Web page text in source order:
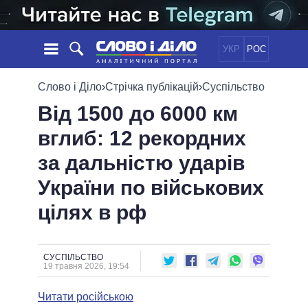
УКР РОС
НОВИНИ
СТРІЧКА
ПОДІЇ
СТАТТІ
ДУМКИ
ОГЛЯДИ
ДАЙДЖЕСТИ
ПОЛІТИКА
ЕКОНОМІКА
СУСПІЛЬСТВО
СВІТ
ОБIЦЯНКИ
ПОЛIТИКИ
УСІ ПОЛІТИКИ
ПРЕЗИДЕНТ І ОФІС
ВЕРХОВНА РАДА
ГОЛОВИ ОБЛАДМІНІСТРАЦІЙ
МЕРИ МІСТ
ВСІ ПЕРСОНИ
ІНФОГРАФІКА
ВІДЕО
ПОРІВНЯННЯ ПОЛІТИКІВ
Слово і Діло›Стрічка публікацій›Суспільство
Від 1500 до 6000 км
вглиб: 12 рекордних
за дальністю ударів
України по військових
цілях в рф
СУСПІЛЬСТВО
19 травня 2026, 19:54
Читати російською